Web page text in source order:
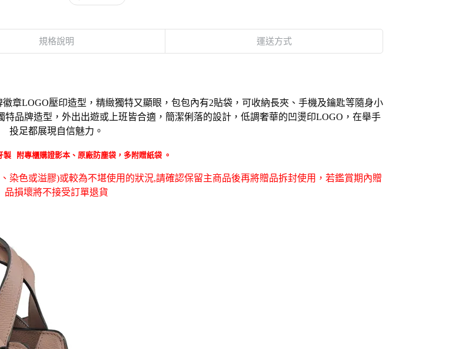
規格說明 運送方式
章LOGO壓印造型，精緻獨特又顯眼，包包內有2貼袋，可收納長夾、 手機及鑰匙等隨身小
品牌造型，外出出遊或上班皆合適，簡潔俐落的設計，低調奢華的凹燙印LOGO，在舉手
投足都展現自信魅力。
製 附專櫃購證影本、原廠防塵袋，多附贈紙袋 。
染色或溢膠)或較為不堪使用的狀況,請確認保留主商品後再將贈品拆封使用，若鑑賞期內贈
品損壞將不接受訂單退貨